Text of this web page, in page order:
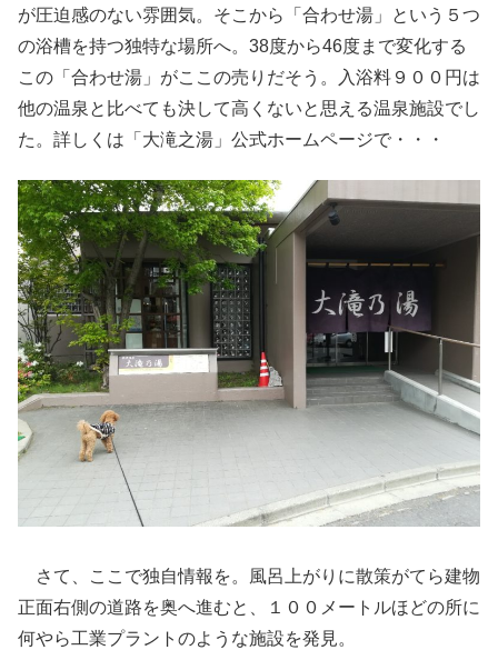
が圧迫感のない雰囲気。そこから「合わせ湯」という５つ
の浴槽を持つ独特な場所へ。38度から46度まで変化する
この「合わせ湯」がここの売りだそう。入浴料９００円は
他の温泉と比べても決して高くないと思える温泉施設でし
た。詳しくは「大滝之湯」公式ホームページで・・・
さて、ここで独自情報を。風呂上がりに散策がてら建物
正面右側の道路を奥へ進むと、１００メートルほどの所に
何やら工業プラントのような施設を発見。